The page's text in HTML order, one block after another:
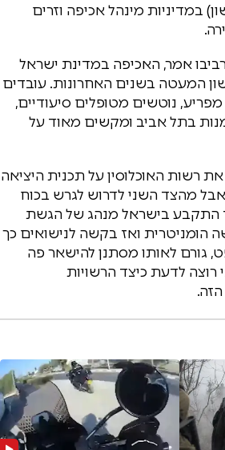
במדיניות מינהל אכיפה וזרים
רביבו אמר, האכיפה במדינת ישראל
המעטה בשנים האחרונות. עובדים
מפריע, נוטשים מטופלים סיעודיים,
בתל אביב ומקשים מאוד על
רשות האוכלוסין על תכנית היציאה
מהצד השני לדרוש לגרש בכוח
התקבע בישראל מנהג של הגשת
ואז בקשה לנישואים כך
גורם לאותו מסתנן להישאר פה
רוצה לדעת כיצד הרשויות